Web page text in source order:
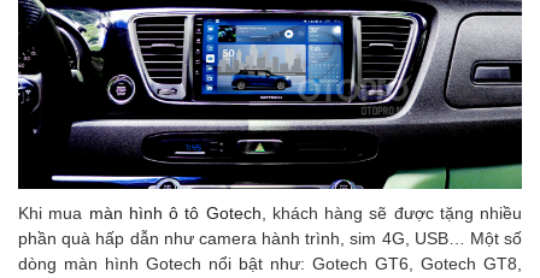
Khi mua màn hình ô tô Gotech , khách hàng sẽ được tặng nhiều
phần quà hấp dẫn như camera hành trình, sim 4G, USB… Một số
dòng màn hình Gotech nổi bật như: Gotech GT6, Gotech GT8,